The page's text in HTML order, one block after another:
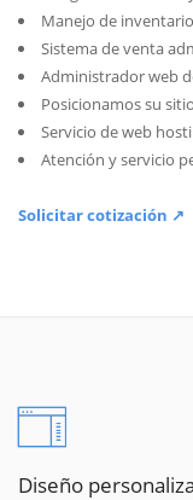
Manejo de
Sistema de venta
Administrador web
Posicionamos su
Servicio de web
Atención y servicio
Solicitar cotización ↗
Diseño